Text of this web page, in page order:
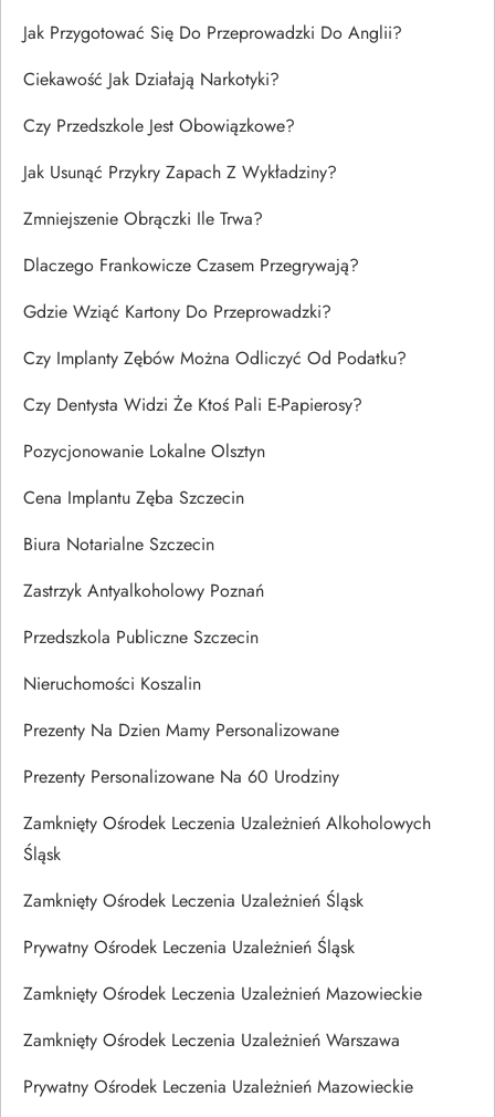
Jak Przygotować Się Do Przeprowadzki Do Anglii?
Ciekawość Jak Działają Narkotyki?
Czy Przedszkole Jest Obowiązkowe?
Jak Usunąć Przykry Zapach Z Wykładziny?
Zmniejszenie Obrączki Ile Trwa?
Dlaczego Frankowicze Czasem Przegrywają?
Gdzie Wziąć Kartony Do Przeprowadzki?
Czy Implanty Zębów Można Odliczyć Od Podatku?
Czy Dentysta Widzi Że Ktoś Pali E-Papierosy?
Pozycjonowanie Lokalne Olsztyn
Cena Implantu Zęba Szczecin
Biura Notarialne Szczecin
Zastrzyk Antyalkoholowy Poznań
Przedszkola Publiczne Szczecin
Nieruchomości Koszalin
Prezenty Na Dzien Mamy Personalizowane
Prezenty Personalizowane Na 60 Urodziny
Zamknięty Ośrodek Leczenia Uzależnień Alkoholowych
Śląsk
Zamknięty Ośrodek Leczenia Uzależnień Śląsk
Prywatny Ośrodek Leczenia Uzależnień Śląsk
Zamknięty Ośrodek Leczenia Uzależnień Mazowieckie
Zamknięty Ośrodek Leczenia Uzależnień Warszawa
Prywatny Ośrodek Leczenia Uzależnień Mazowieckie